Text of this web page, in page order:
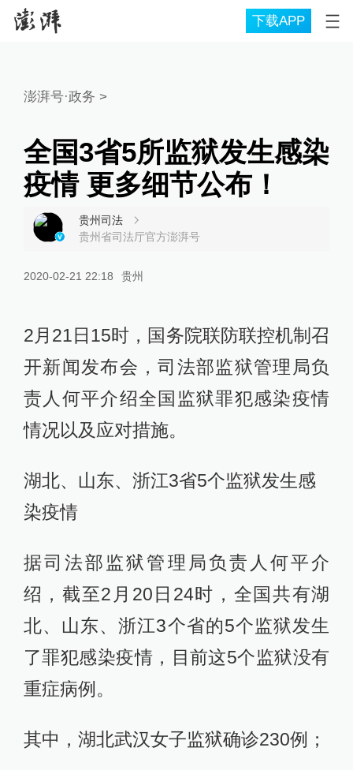
下载APP
澎湃号·政务 >
全国3省5所监狱发生感染
疫情 更多细节公布！
贵州司法
贵州省司法厅官方澎湃号
2020-02-21 22:18 贵州
2月21日15时，国务院联防联控机制召
开新闻发布会，司法部监狱管理局负
责人何平介绍全国监狱罪犯感染疫情
情况以及应对措施。
湖北、山东、浙江3省5个监狱发生感
染疫情
据司法部监狱管理局负责人何平介
绍，截至2月20日24时，全国共有湖
北、山东、浙江3个省的5个监狱发生
了罪犯感染疫情，目前这5个监狱没有
重症病例。
其中，湖北武汉女子监狱确诊230例；